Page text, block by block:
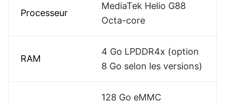
Processeur
MediaTek Helio G88
Octa-core
RAM
4 Go LPDDR4x (option
8 Go selon les versions)
128 Go eMMC